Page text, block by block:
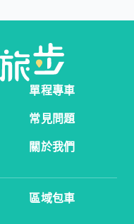
單程專車
常見問題
關於我們
區域包車